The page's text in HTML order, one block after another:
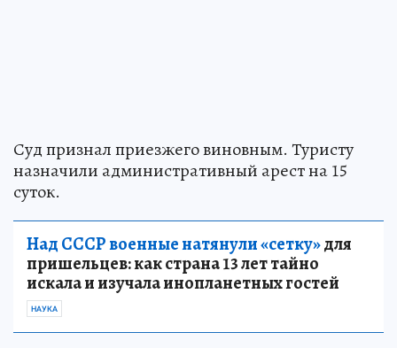
Суд признал приезжего виновным. Туристу
назначили административный арест на 15
суток.
Над СССР военные натянули «сетку»для
пришельцев: как страна 13 лет тайно
искала и изучала инопланетных гостей
НАУКА